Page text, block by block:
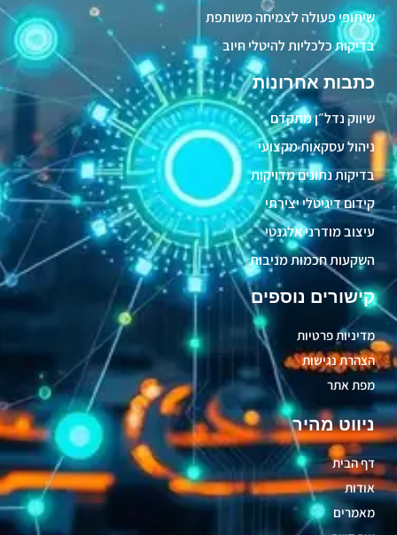
ניווט מהיר
דף הבית
אודות
מאמרים
קישורים נוספים
מדיניות פרטיות
הצהרת נגישות
מפת אתר
כתבות אחרונות
שיווק נדל״ן מתקדם
ניהול עסקאות מקצועי
בדיקות נתונים מדויקות
קידום דיגיטלי יצירתי
עיצוב מודרני אלגנטי
השקעות חכמות מניבות
שיתופי פעולה לצמיחה משותפת
בדיקות כלכליות להיטלי חיוב